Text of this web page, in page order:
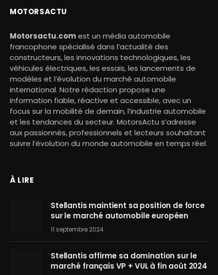
MOTORSACTU
Motorsactu.comest un média automobile
francophone spécialisé dans l’actualité des
constructeurs, les innovations technologiques, les
véhicules électriques, les essais, les lancements de
modèles et l’évolution du marché automobile
international. Notre rédaction propose une
information fiable, réactive et accessible, avec un
focus sur la mobilité de demain, l’industrie automobile
et les tendances du secteur. MotorsActu s’adresse
aux passionnés, professionnels et lecteurs souhaitant
suivre l’évolution du monde automobile en temps réel.
À LIRE
Stellantis maintient sa position de force
sur le marché automobile européen
11 septembre 2024
Stellantis affirme sa domination sur le
marché français VP + VUL à fin août 2024